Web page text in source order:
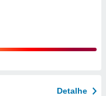
Detalhe